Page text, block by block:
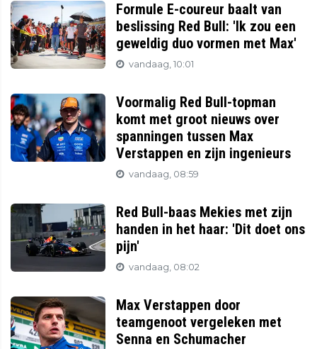
Formule E-coureur baalt van
beslissing Red Bull: 'Ik zou een
geweldig duo vormen met Max'
vandaag, 10:01
Voormalig Red Bull-topman
komt met groot nieuws over
spanningen tussen Max
Verstappen en zijn ingenieurs
vandaag, 08:59
Red Bull-baas Mekies met zijn
handen in het haar: 'Dit doet ons
pijn'
vandaag, 08:02
Max Verstappen door
teamgenoot vergeleken met
Senna en Schumacher